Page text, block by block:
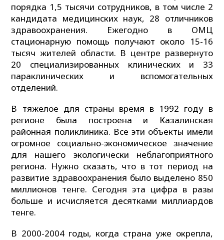
порядка 1,5 тысячи сотрудников, в том числе 2
кандидата медицинских наук, 28 отличников
здравоохранения. Ежегодно в ОМЦ
стационарную помощь получают около 15-16
тысяч жителей области. В центре развернуто
20 специализированных клинических и 33
параклинических и вспомогательных
отделений.
В тяжелое для страны время в 1992 году в
регионе была построена и Казалинская
районная поликлиника. Все эти объекты имели
огромное социально-экономическое значение
для нашего экологически неблагоприятного
региона. Нужно сказать, что в тот период на
развитие здравоохранения было выделено 850
миллионов тенге. Сегодня эта цифра в разы
больше и исчисляется десятками миллиардов
тенге.
В 2000-2004 годы, когда страна уже окрепла,